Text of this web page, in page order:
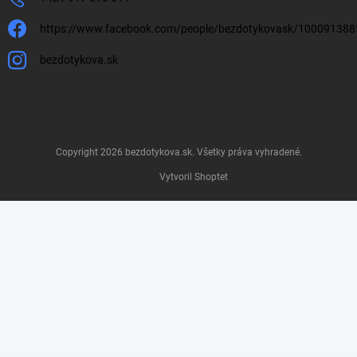
https://www.facebook.com/people/bezdotykovask/
bezdotykova.sk
Vytvoril Shoptet
Copyright 2026 bezdotykova.sk. Všetky práva vyhradené.